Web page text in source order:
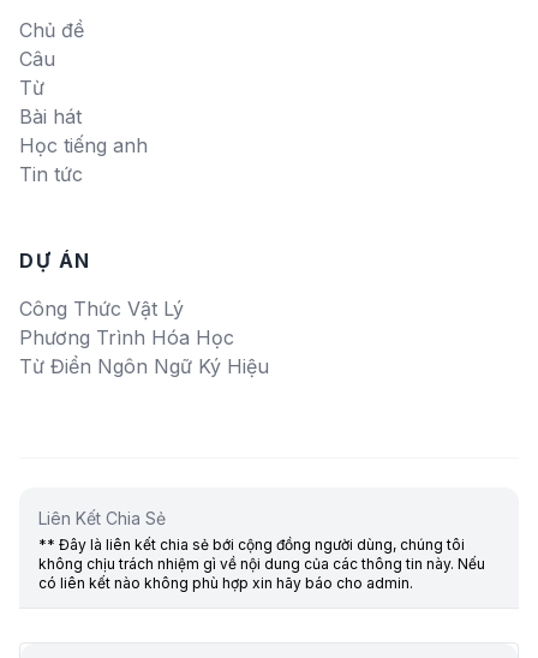
Chủ đề
Câu
Từ
Bài hát
Học tiếng anh
Tin tức
DỰ ÁN
Công Thức Vật Lý
Phương Trình Hóa Học
Từ Điển Ngôn Ngữ Ký Hiệu
Liên Kết Chia Sẻ
** Đây là liên kết chia sẻ bới cộng đồng người dùng, chúng tôi
không chịu trách nhiệm gì về nội dung của các thông tin này. Nếu
có liên kết nào không phù hợp xin hãy báo cho admin.